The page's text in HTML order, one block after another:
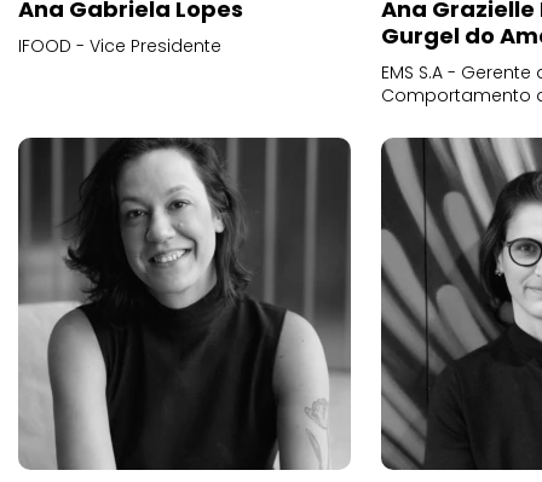
Ana Gabriela Lopes
IFOOD - Vice Presidente
Ana
Gurgel do
EMS S.A -
Comportamento